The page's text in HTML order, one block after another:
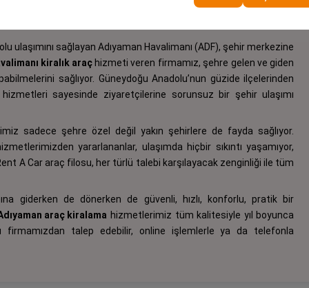
ulaşımını sağlayan Adıyaman Havalimanı (ADF), şehir merkezine
kiralık araçhizmeti veren firmamız, şehre gelen ve giden
sağlıyor. Güneydoğu Anadolu’nun güzide ilçelerinden
sayesinde ziyaretçilerine sorunsuz bir şehir ulaşımı
sadece şehre özel değil yakın şehirlere de fayda sağlıyor.
yararlananlar, ulaşımda hiçbir sıkıntı yaşamıyor,
A Car araç filosu, her türlü talebi karşılayacak zenginliği ile tüm
giderken de dönerken de güvenli, hızlı, konforlu, pratik bir
araç kiralama hizmetlerimiz tüm kalitesiyle yıl boyunca
talep edebilir, online işlemlerle ya da telefonla